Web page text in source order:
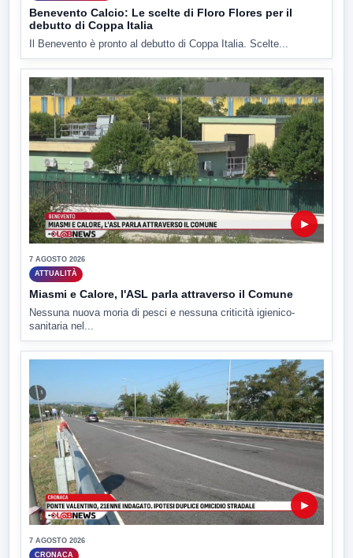
Benevento Calcio: Le scelte di Floro Flores per il
debutto di Coppa Italia
Il Benevento è pronto al debutto di Coppa Italia. Scelte...
▶
7 AGOSTO 2026
ATTUALITÀ
Miasmi e Calore, l'ASL parla attraverso il Comune
Nessuna nuova moria di pesci e nessuna criticità igienico-
sanitaria nel...
▶
7 AGOSTO 2026
CRONACA